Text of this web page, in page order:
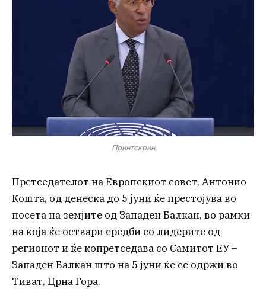
Принтскрин
Претседателот на Европскиот совет, Антонио
Кошта, од денеска до 5 јуни ќе престојува во
посета на земјите од Западен Балкан, во рамки
на која ќе оствари средби со лидерите од
регионот и ќе копретседава со Самитот ЕУ –
Западен Балкан што на 5 јуни ќе се одржи во
Тиват, Црна Гора.